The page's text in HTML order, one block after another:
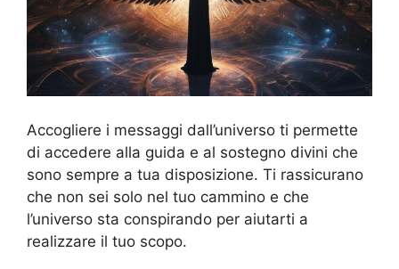
Accogliere i messaggi dall’universo ti permette
di accedere alla guida e al sostegno divini che
sono sempre a tua disposizione. Ti rassicurano
che non sei solo nel tuo cammino e che
l’universo sta conspirando per aiutarti a
realizzare il tuo scopo.